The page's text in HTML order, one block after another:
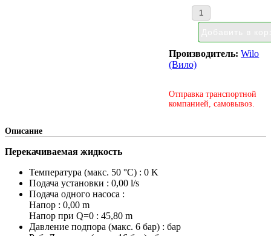
Производитель:Wilo
(Вило)
Отправка транспортной
компанией, самовывоз.
Описание
Перекачиваемая жидкость
Температура (макс. 50 °C) : 0 K
Подача установки : 0,00 l/s
Подача одного насоса :
Напор : 0,00 m
Напор при Q=0 : 45,80 m
Давление подпора (макс. 6 бар) : бар